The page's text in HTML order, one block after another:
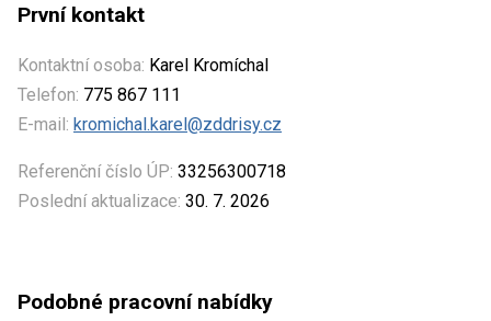
První kontakt
Kontaktní osoba: Karel Kromíchal
Telefon: 775 867 111
E-mail: kromichal.karel@zddrisy.cz
Referenční číslo ÚP: 33256300718
Poslední aktualizace: 30. 7. 2026
Podobné pracovní nabídky